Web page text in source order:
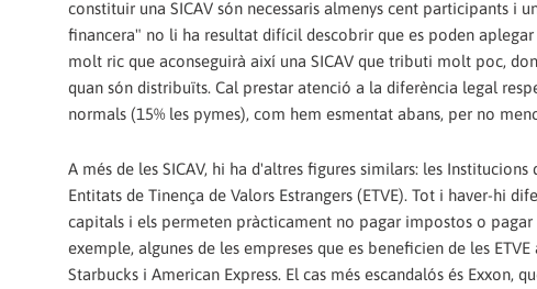
constituir una SICAV són necessaris almenys cent participants i
financera" no li ha resultat difícil descobrir que es poden
molt ric que aconseguirà així una SICAV que tributi molt poc,
quan són distribuïts. Cal prestar atenció a la diferència legal
normals (15% les pymes), com hem esmentat abans, per no
A més de les SICAV, hi ha d'altres figures similars: les
Entitats de Tinença de Valors Estrangers (ETVE). Tot i haver-hi
capitals i els permeten pràcticament no pagar impostos o
exemple, algunes de les empreses que es beneficien de les
Starbucks i American Express. El cas més escandalós és